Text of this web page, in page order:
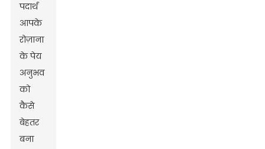
पदार्थ
आपके
रोज़ाना
के पेय
अनुभव
को
कैसे
बेहतर
बना